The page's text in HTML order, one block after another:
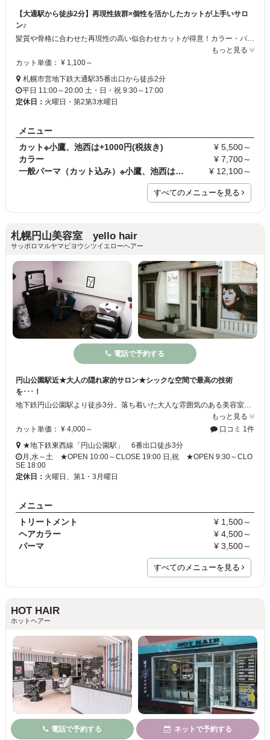
【大通駅から徒歩2分】再現性抜群×個性を活かしたカットが上手いサロ
ン♪
髪質や骨格に合わせた再現性の高い似合わせカットが得意！カラー・パーマ・トリートメントのみもOK♦イベントや特別な日の為にヘアセットやメイクメニューあり◎トリートメントはダメージ補修からイオン導入・香草カラートリートメントと種類が豊富☆ワンランク上の技術でお客様も大満足でリピータも多くいらっしゃいます！ぜひお越しください☆
もっと見る
カット単価： ¥ 1,100～
札幌市営地下鉄大通駅35番出口から徒歩2分
平日 11:00～20:00 土・日・祝 9:30～17:00
定休日： 火曜日・第2第3水曜日
メニュー
カット※小鷹、池西は+1000円(税抜き)
¥ 5,500～
カラー
¥ 7,700～
一般パーマ（カット込み）※小鷹、池西は+1000円(税抜…
¥ 12,100～
すべてのメニューを見る
札幌円山美容室 yello hair
サッポロマルヤマビヨウシツイエローヘアー
電話で予約する
円山公園駅近★大人の隠れ家的サロン★シックな空間で最高の技術
を･･･！
地下鉄円山公園駅より徒歩3分。落ち着いた大人な雰囲気のある美容室です★好立地の上、まるでマンションの一室のようなお洒落な店内は、雰囲気だけでもＧＯＯＤ。それに加えた卓越したカットやカラーなどの技術で、お客様至上最高のサロンタイムをお過ごしいただけるはずです。オーナーのこだわりが詰まったサロンへ是非お越し下さい♪
もっと見る
カット単価： ¥ 4,000～
口コミ 1件
★地下鉄東西線「円山公園駅」 6番出口徒歩3分
月,水～土 ★OPEN 10:00～CLOSE 19:00 日,祝 ★OPEN 9:30～CLO
SE 18:00
定休日： 火曜日、第1・3月曜日
メニュー
トリートメント
¥ 1,500～
ヘアカラー
¥ 4,500～
パーマ
¥ 3,500～
すべてのメニューを見る
HOT HAIR
ホットヘアー
電話で予約する ネットで予約する